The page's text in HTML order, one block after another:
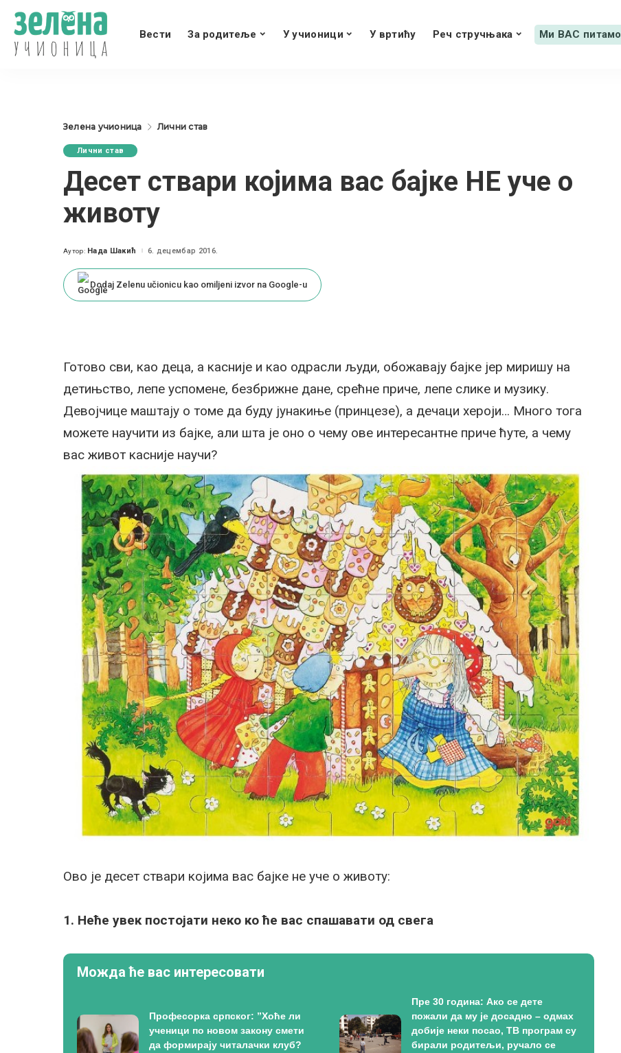
Вести За родитеље У учионици У вртићу Реч стручњака Ми ВАС питамо
Зелена учионица Лични став
Лични став
Десет ствари којима вас бајке НЕ уче о
животу
Posted
Аутор: Нада Шакић 6. децембар 2016.
Dodaj Zelenu učionicu kao omiljeni izvor na Google-u
Готово сви, као деца, а касније и као одрасли људи, обожавају бајке јер миришу на
детињство, лепе успомене, безбрижне дане, срећне приче, лепе слике и музику.
Девојчице маштају о томе да буду јунакиње (принцезе), а дечаци хероји… Много тога
можете научити из бајке, али шта је оно о чему ове интересантне приче ћуте, а чему
вас живот касније научи?
Ово је десет ствари којима вас бајке не уче о животу:
1. Неће увек постојати неко ко ће вас спашавати од свега
Можда ће вас интересовати
Професорка српског: ”Хоће ли
ученици по новом закону смети
да формирају читалачки клуб?
Пре 30 година: Ако се дете
пожали да му је досадно – одмах
добије неки посао, ТВ програм су
бирали родитељи, ручало се